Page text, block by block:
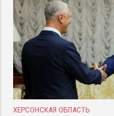
ХЕРСОНСКАЯ ОБЛАСТЬ